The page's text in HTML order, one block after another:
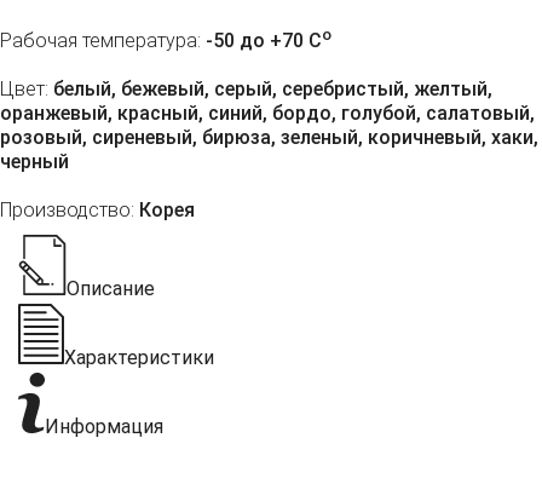
Рабочая температура: -50 до +70 Co
Цвет: белый, бежевый, серый, серебристый, желтый,
оранжевый, красный, синий, бордо, голубой, салатовый,
розовый, сиреневый, бирюза, зеленый, коричневый, хаки,
черный
Производство: Корея
Описание
Характеристики
Информация